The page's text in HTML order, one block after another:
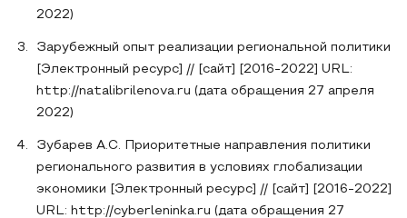
2022)
Зарубежный опыт реализации региональной политики
[Электронный ресурс] // [сайт] [2016-2022] URL:
http://natalibrilenova.ru (дата обращения 27 апреля
2022)
Зубарев А.С. Приоритетные направления политики
регионального развития в условиях глобализации
экономики [Электронный ресурс] // [сайт] [2016-2022]
URL: http://cyberleninka.ru (дата обращения 27